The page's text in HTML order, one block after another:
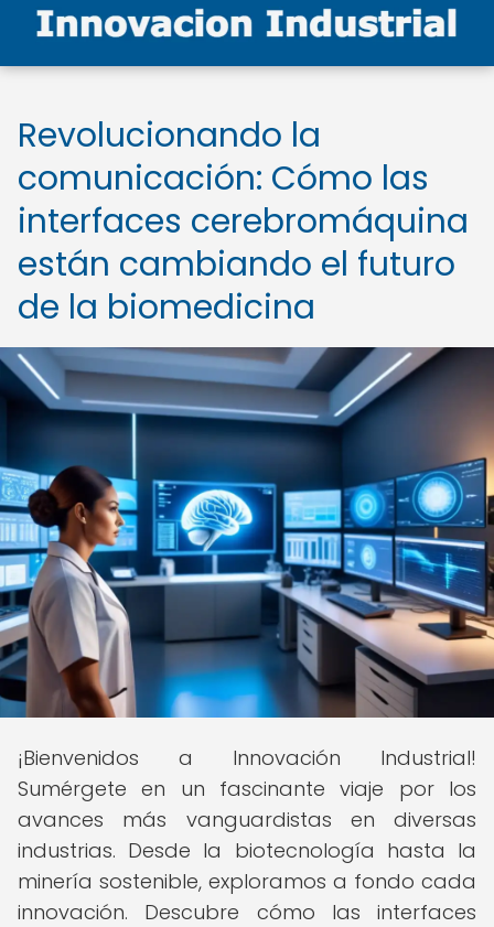
Revolucionando la
comunicación: Cómo las
interfaces cerebromáquina
están cambiando el futuro
de la biomedicina
¡Bienvenidos a Innovación Industrial!
Sumérgete en un fascinante viaje por los
avances más vanguardistas en diversas
industrias. Desde la biotecnología hasta la
minería sostenible, exploramos a fondo cada
innovación. Descubre cómo las interfaces